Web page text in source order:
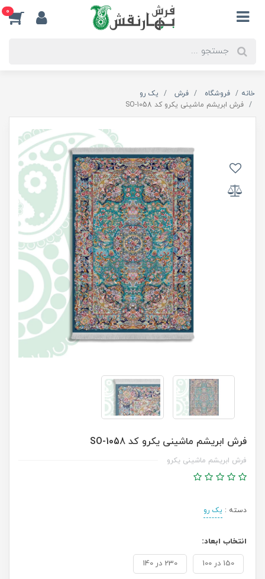
0
خانه فروشگاه فرش
یک رو
فرش ابریشم ماشینی یکرو کد SO-1058
فرش ابریشم ماشینی یکرو کد SO-1058
فرش ابریشم ماشینی یکرو
دسته : یک رو
انتخاب ابعاد:
150 در 100 230 در 140